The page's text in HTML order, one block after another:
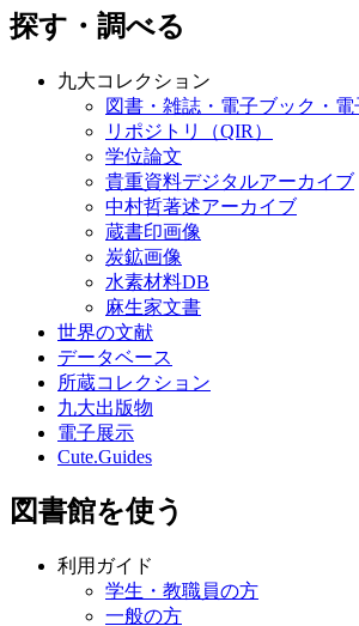
探す・調べる
九大コレクション
図書・雑誌・電子ブック・
リポジトリ（QIR）
学位論文
貴重資料デジタルアーカイブ
中村哲著述アーカイブ
蔵書印画像
炭鉱画像
水素材料DB
麻生家文書
世界の文献
データベース
所蔵コレクション
九大出版物
電子展示
Cute.Guides
図書館を使う
利用ガイド
学生・教職員の方
一般の方